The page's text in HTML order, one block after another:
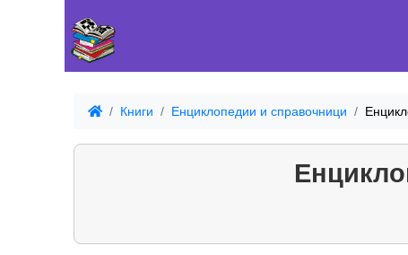
Книги Енциклопедии и справочници